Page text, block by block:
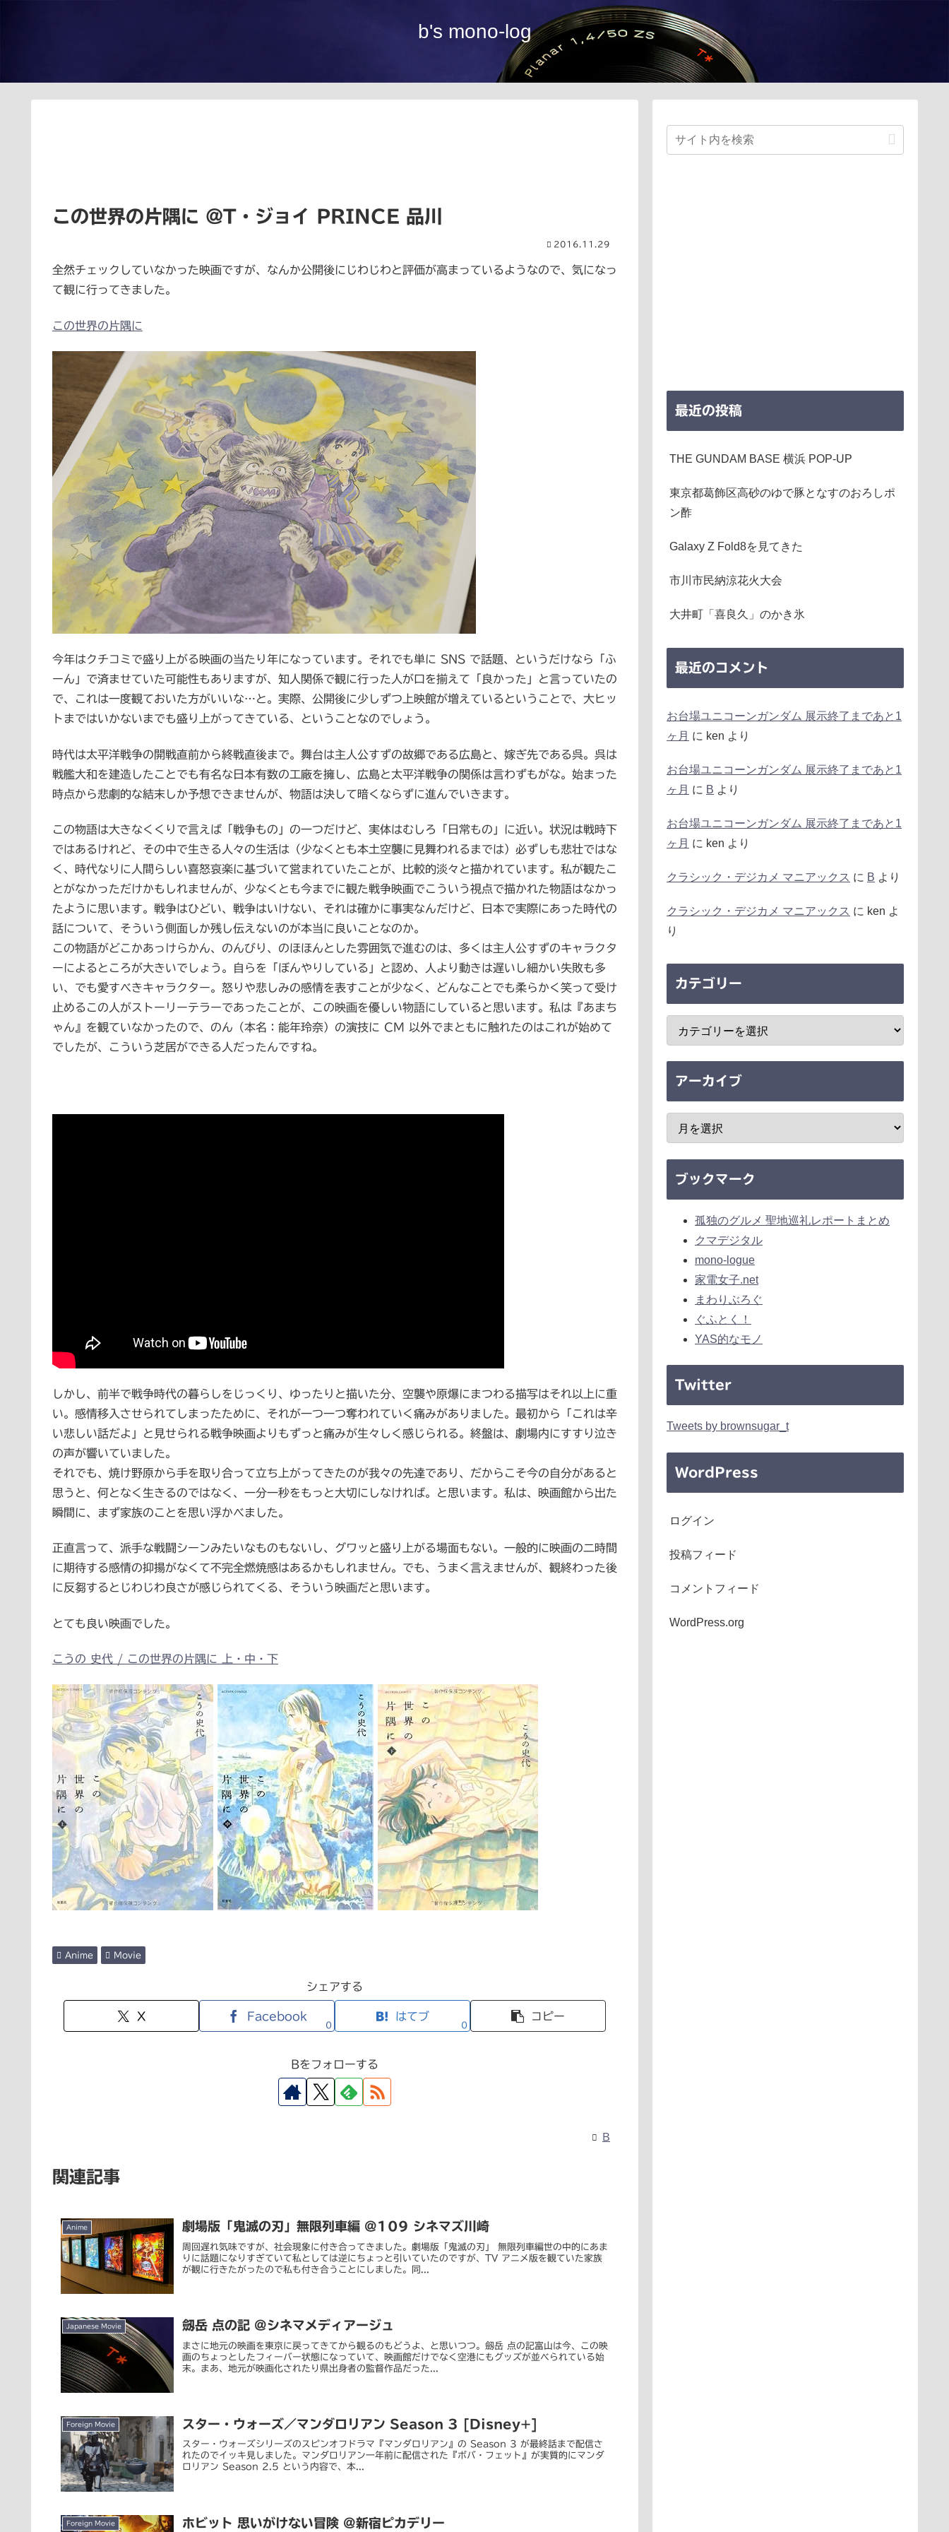
b's mono-log
この世界の片隅に @T・ジョイ PRINCE 品川
2016.11.29
全然チェックしていなかった映画ですが、なんか公開後にじわじわと評価が高まっているようなので、気になっ
て観に行ってきました。
この世界の片隅に
今年はクチコミで盛り上がる映画の当たり年になっています。それでも単に SNS で話題、というだけなら「ふ
ーん」で済ませていた可能性もありますが、知人関係で観に行った人が口を揃えて「良かった」と言っていたの
で、これは一度観ておいた方がいいな…と。実際、公開後に少しずつ上映館が増えているということで、大ヒッ
トまではいかないまでも盛り上がってきている、ということなのでしょう。
時代は太平洋戦争の開戦直前から終戦直後まで。舞台は主人公すずの故郷である広島と、嫁ぎ先である呉。呉は
戦艦大和を建造したことでも有名な日本有数の工廠を擁し、広島と太平洋戦争の関係は言わずもがな。始まった
時点から悲劇的な結末しか予想できませんが、物語は決して暗くならずに進んでいきます。
この物語は大きなくくりで言えば「戦争もの」の一つだけど、実体はむしろ「日常もの」に近い。状況は戦時下
ではあるけれど、その中で生きる人々の生活は（少なくとも本土空襲に見舞われるまでは）必ずしも悲壮ではな
く、時代なりに人間らしい喜怒哀楽に基づいて営まれていたことが、比較的淡々と描かれています。私が観たこ
とがなかっただけかもしれませんが、少なくとも今までに観た戦争映画でこういう視点で描かれた物語はなかっ
たように思います。戦争はひどい、戦争はいけない、それは確かに事実なんだけど、日本で実際にあった時代の
話について、そういう側面しか残し伝えないのが本当に良いことなのか。
この物語がどこかあっけらかん、のんびり、のほほんとした雰囲気で進むのは、多くは主人公すずのキャラクタ
ーによるところが大きいでしょう。自らを「ぼんやりしている」と認め、人より動きは遅いし細かい失敗も多
い、でも愛すべきキャラクター。怒りや悲しみの感情を表すことが少なく、どんなことでも柔らかく笑って受け
止めるこの人がストーリーテラーであったことが、この映画を優しい物語にしていると思います。私は『あまち
ゃん』を観ていなかったので、のん（本名：能年玲奈）の演技に CM 以外でまともに触れたのはこれが始めて
でしたが、こういう芝居ができる人だったんですね。
しかし、前半で戦争時代の暮らしをじっくり、ゆったりと描いた分、空襲や原爆にまつわる描写はそれ以上に重
い。感情移入させられてしまったために、それが一つ一つ奪われていく痛みがありました。最初から「これは辛
い悲しい話だよ」と見せられる戦争映画よりもずっと痛みが生々しく感じられる。終盤は、劇場内にすすり泣き
の声が響いていました。
それでも、焼け野原から手を取り合って立ち上がってきたのが我々の先達であり、だからこそ今の自分があると
思うと、何となく生きるのではなく、一分一秒をもっと大切にしなければ。と思います。私は、映画館から出た
瞬間に、まず家族のことを思い浮かべました。
正直言って、派手な戦闘シーンみたいなものもないし、グワッと盛り上がる場面もない。一般的に映画の二時間
に期待する感情の抑揚がなくて不完全燃焼感はあるかもしれません。でも、うまく言えませんが、観終わった後
に反芻するとじわじわ良さが感じられてくる、そういう映画だと思います。
とても良い映画でした。
こうの 史代 / この世界の片隅に 上 ・中 ・下
Anime Movie
シェアする
X Facebook
0
はてブ
0
コピー
Bをフォローする
B
関連記事
Anime 劇場版「鬼滅の刃」無限列車編 @109 シネマズ川崎
周回遅れ気味ですが、社会現象に付き合ってきました。劇場版「鬼滅の刃」 無限列車編世の中的にあま
りに話題になりすぎていて私としては逆にちょっと引いていたのですが、TV アニメ版を観ていた家族
が観に行きたがったので私も付き合うことにしました。同...
Japanese Movie 劔岳 点の記 @シネマメディアージュ
まさに地元の映画を東京に戻ってきてから観るのもどうよ、と思いつつ。劔岳 点の記富山は今、この映
画のちょっとしたフィーバー状態になっていて、映画館だけでなく空港にもグッズが並べられている始
末。まあ、地元が映画化されたり県出身者の監督作品だった...
Foreign Movie スター・ウォーズ／マンダロリアン Season 3 [Disney+]
スター・ウォーズシリーズのスピンオフドラマ『マンダロリアン』の Season 3 が最終話まで配信さ
れたのでイッキ見しました。マンダロリアン一年前に配信された『ボバ・フェット』が実質的にマンダ
ロリアン Season 2.5 という内容で、本...
Foreign Movie ホビット 思いがけない冒険 @新宿ピカデリー
最近の投稿
THE GUNDAM BASE 横浜 POP-UP
東京都葛飾区高砂のゆで豚となすのおろしポ
ン酢
Galaxy Z Fold8を見てきた
市川市民納涼花火大会
大井町「喜良久」のかき氷
最近のコメント
お台場ユニコーンガンダム 展示終了まであと1
ヶ月 に ken より
お台場ユニコーンガンダム 展示終了まであと1
ヶ月 に B より
お台場ユニコーンガンダム 展示終了まであと1
ヶ月 に ken より
クラシック・デジカメ マニアックス に B より
クラシック・デジカメ マニアックス に ken よ
り
カテゴリー
アーカイブ
ブックマーク
孤独のグルメ 聖地巡礼レポートまとめ
クマデジタル
mono-logue
家電女子.net
まわりぶろぐ
ぐふとく！
YAS的なモノ
Twitter
Tweets by brownsugar_t
WordPress
ログイン
投稿フィード
コメントフィード
WordPress.org